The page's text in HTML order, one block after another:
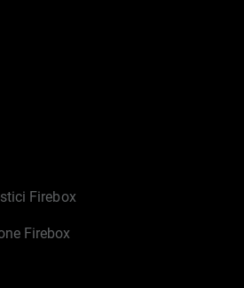
Firebox
Firebox